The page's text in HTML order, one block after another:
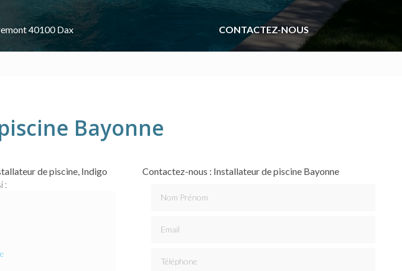
40100 Dax CONTACTEZ-NOUS
Bayonne
de piscine, Indigo
:
Contactez-nous : Installateur de piscine Bayonne